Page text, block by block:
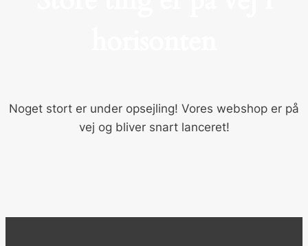
Noget stort er under opsejling! Vores webshop er på
vej og bliver snart lanceret!